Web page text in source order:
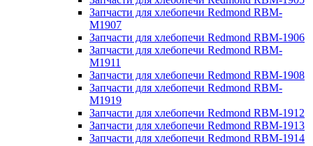
Запчасти для хлебопечи Redmond RBM-
M1907
Запчасти для хлебопечи Redmond RBM-1906
Запчасти для хлебопечи Redmond RBM-
M1911
Запчасти для хлебопечи Redmond RBM-1908
Запчасти для хлебопечи Redmond RBM-
M1919
Запчасти для хлебопечи Redmond RBM-1912
Запчасти для хлебопечи Redmond RBM-1913
Запчасти для хлебопечи Redmond RBM-1914